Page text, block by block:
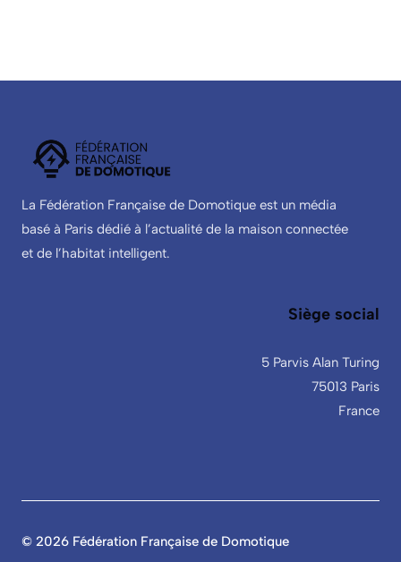
La Fédération Française de Domotique est un média
basé à Paris dédié à l’actualité de la maison connectée
et de l’habitat intelligent.
Siège social
5 Parvis Alan Turing
75013 Paris
France
© 2026 Fédération Française de Domotique